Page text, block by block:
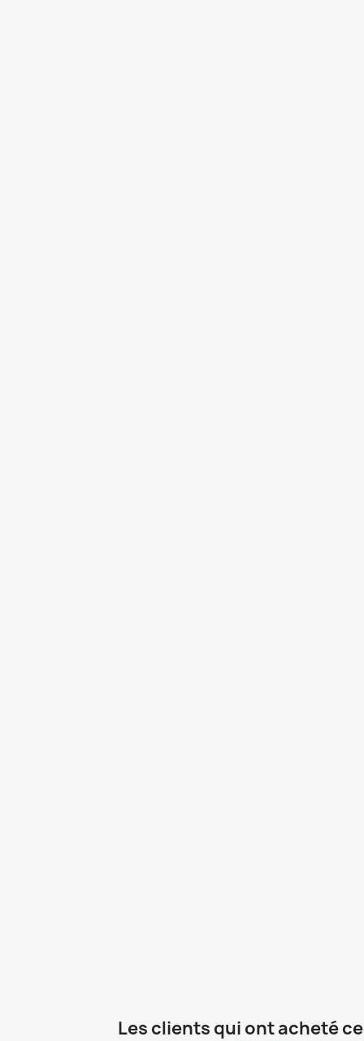
Les clients qui ont acheté